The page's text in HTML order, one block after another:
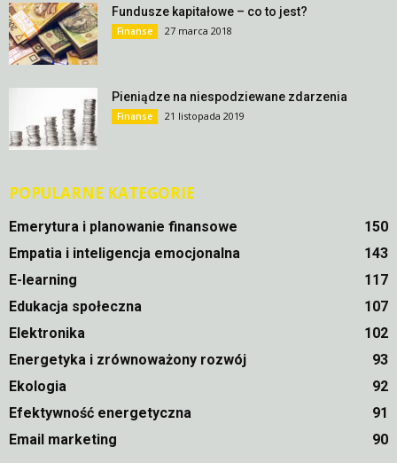
Fundusze kapitałowe – co to jest?
Finanse 27 marca 2018
Pieniądze na niespodziewane zdarzenia
Finanse 21 listopada 2019
POPULARNE KATEGORIE
Emerytura i planowanie finansowe
150
Empatia i inteligencja emocjonalna
143
E-learning
117
Edukacja społeczna
107
Elektronika
102
Energetyka i zrównoważony rozwój
93
Ekologia
92
Efektywność energetyczna
91
Email marketing
90